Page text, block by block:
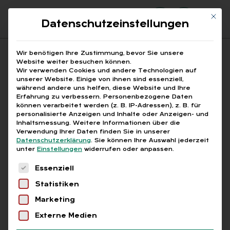
Suchfeld
Suchen
Breadcrumb-Navigation
STARTSEITE ALLGEMEIN PERSONALAKTE
Alle Bei­trä­ge der Ka­te­
go­rie „Per­so­nal­ak­te“
Alle
Mit
Datenschutzeinstellungen
Wir benötigen Ihre Zustimmung, bevor Sie unsere
Website weiter besuchen können.
Wir verwenden Cookies und andere Technologien auf
unserer Website. Einige von ihnen sind essenziell,
während andere uns helfen, diese Website und Ihre
Erfahrung zu verbessern. Personenbezogene Daten
können verarbeitet werden (z. B. IP-Adressen), z. B. für
personalisierte Anzeigen und Inhalte oder Anzeigen- und
Inhaltsmessung. Weitere Informationen über die
Verwendung Ihrer Daten finden Sie in unserer
Datenschutzerklärung. Sie können Ihre Auswahl jederzeit
unter Einstellungen widerrufen oder anpassen.
Es folgt eine Liste der Service-Gruppen, für
Essenziell
Statistiken
Marketing
Externe Medien